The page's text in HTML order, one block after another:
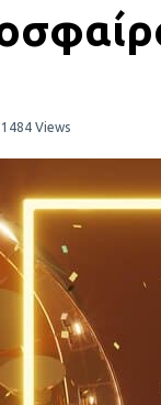
1484 Views